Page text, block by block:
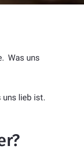
Was uns
uns lieb ist.